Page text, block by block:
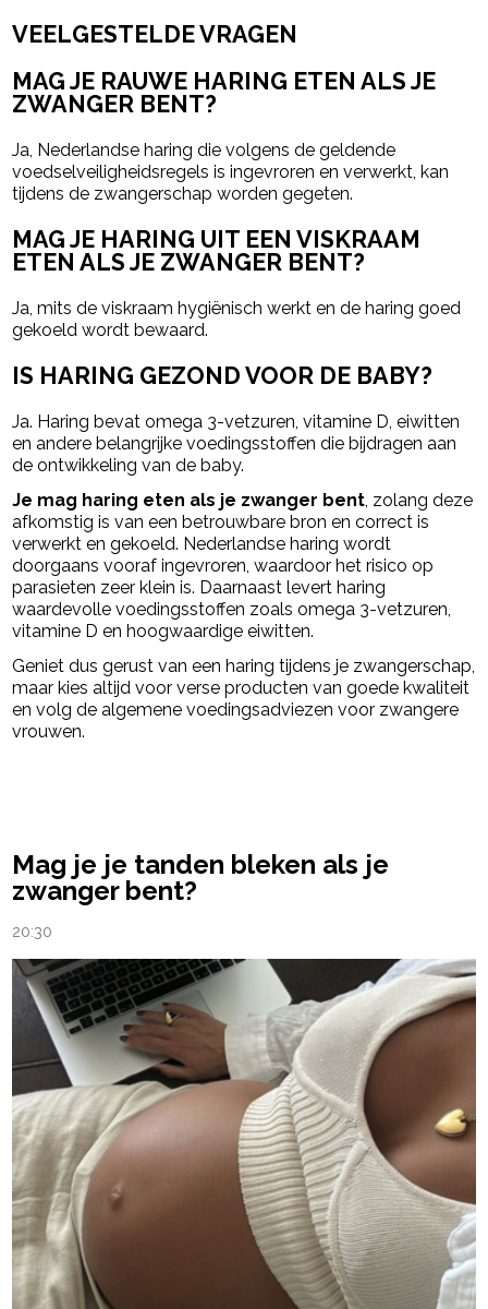
VEELGESTELDE VRAGEN
MAG JE RAUWE HARING ETEN ALS JE
ZWANGER BENT?
Ja, Nederlandse haring die volgens de geldende
voedselveiligheidsregels is ingevroren en verwerkt, kan
tijdens de zwangerschap worden gegeten.
MAG JE HARING UIT EEN VISKRAAM
ETEN ALS JE ZWANGER BENT?
Ja, mits de viskraam hygiënisch werkt en de haring goed
gekoeld wordt bewaard.
IS HARING GEZOND VOOR DE BABY?
Ja. Haring bevat omega 3-vetzuren, vitamine D, eiwitten
en andere belangrijke voedingsstoffen die bijdragen aan
de ontwikkeling van de baby.
Je mag haring eten als je zwanger bent, zolang deze
afkomstig is van een betrouwbare bron en correct is
verwerkt en gekoeld. Nederlandse haring wordt
doorgaans vooraf ingevroren, waardoor het risico op
parasieten zeer klein is. Daarnaast levert haring
waardevolle voedingsstoffen zoals omega 3-vetzuren,
vitamine D en hoogwaardige eiwitten.
Geniet dus gerust van een haring tijdens je zwangerschap,
maar kies altijd voor verse producten van goede kwaliteit
en volg de algemene voedingsadviezen voor zwangere
vrouwen.
Mag je je tanden bleken als je
zwanger bent?
20:30